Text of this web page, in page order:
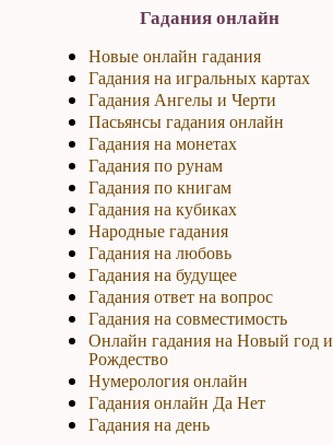
Гадания онлайн
Новые онлайн гадания
Гадания на игральных картах
Гадания Ангелы и Черти
Пасьянсы гадания онлайн
Гадания на монетах
Гадания по рунам
Гадания по книгам
Гадания на кубиках
Народные гадания
Гадания на любовь
Гадания на будущее
Гадания ответ на вопрос
Гадания на совместимость
Онлайн гадания на Новый год и
Рождество
Нумерология онлайн
Гадания онлайн Да Нет
Гадания на день